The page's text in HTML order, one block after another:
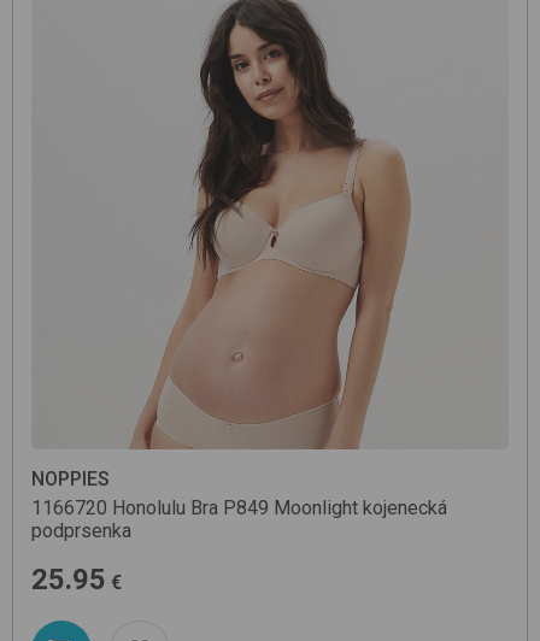
NOPPIES
1166720 Honolulu Bra P849 Moonlight kojenecká
podprsenka
25.95 €